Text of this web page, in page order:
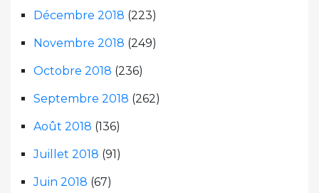
Décembre 2018 (223)
Novembre 2018 (249)
Octobre 2018 (236)
Septembre 2018 (262)
Août 2018 (136)
Juillet 2018 (91)
Juin 2018 (67)